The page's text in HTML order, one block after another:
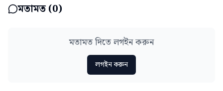
মতামত (0)
মতামত দিতে লগইন করুন
লগইন করুন